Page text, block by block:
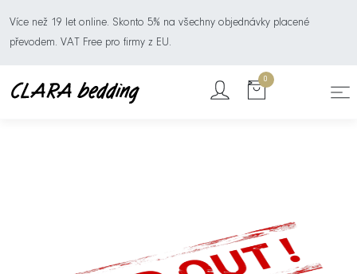
Více než 19 let online. Skonto 5% na všechny objednávky placené
převodem. VAT Free pro firmy z EU.
0